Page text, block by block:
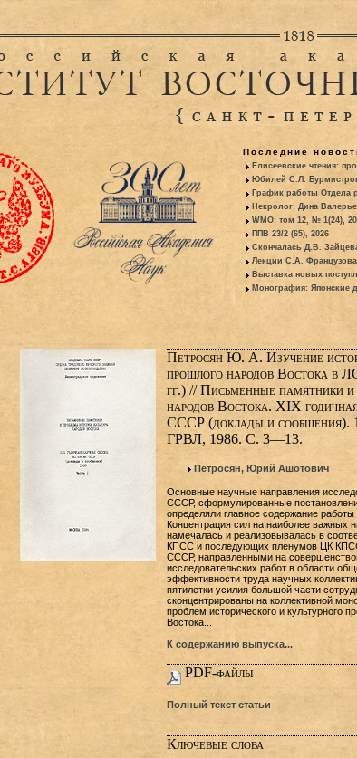
Последние
Елисеевские чтения:
Юбилей С.Л.
График работы Отдела
Некролог: Дина
WMO: том 12, № 1(24),
ППВ 23/2 (65), 2026
Скончалась Д.В.
Лекции С.А. Французова
Выставка новых
Монография: Японские
Петросян Ю. А. Изучение
прошлого народов Востока
гг.) // Письменные памятники и
народов Востока. XIX
СССР (доклады и сообщения).
ГРВЛ, 1986. С. 3—13.
Петросян, Юрий Ашотович
Основные научные направления
СССР, сформулированные
определяли главное содержание
Концентрация сил на наиболее важных
намечалась и реализовывалась в
КПСС и последующих пленумов ЦК
СССР, направленными на
исследовательских работ в области
эффективности труда научных
пятилетки усилия большой части
сконцентрированы на коллективной
проблем исторического и культурного
Востока...
К содержанию выпуска...
PDF-файлы
Полный текст статьи
Ключевые слова